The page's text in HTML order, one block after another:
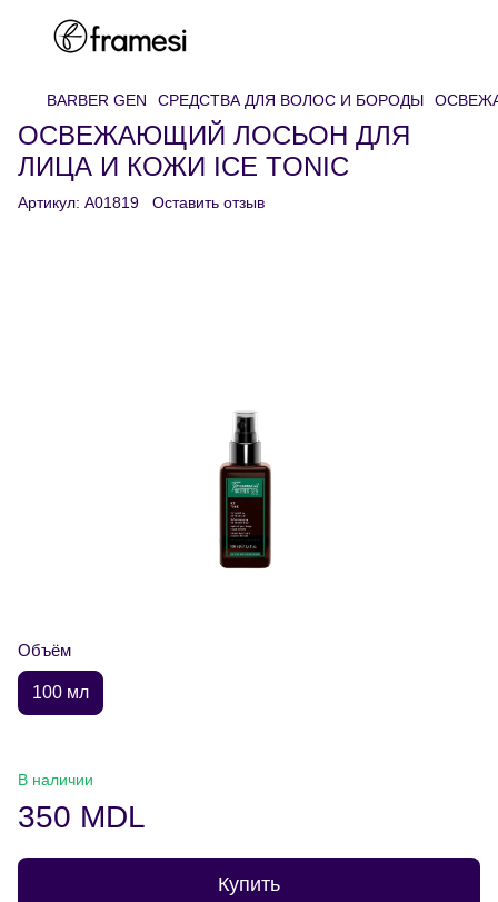
BARBER GEN СРЕДСТВА ДЛЯ ВОЛОС И БОРОДЫ
ОСВЕЖАЮЩИЙ ЛОСЬОН ДЛЯ
ЛИЦА И КОЖИ ICE TONIC
Артикул: A01819 Оставить отзыв
Объём
100 мл
В наличии
350 MDL
Купить